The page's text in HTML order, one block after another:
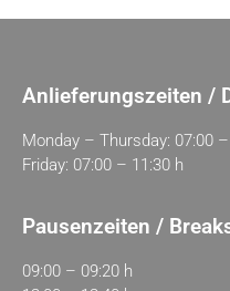
Anlieferungszeiten /
Monday – Thursday: 07:00
Friday: 07:00 – 11:30 h
Pausenzeiten /
09:00 – 09:20 h